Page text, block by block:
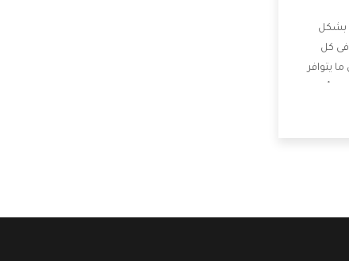
بشكل
كل
يتوافر
أقوى